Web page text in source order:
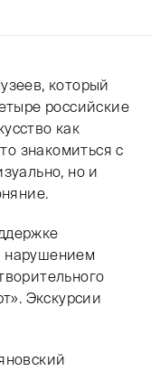
который
российские
как
знакомиться с
но и
нарушением
Экскурсии